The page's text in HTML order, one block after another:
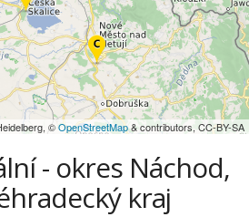
©OpenStreetMap& contributors, CC-BY-SA
- okres Náchod,
kraj